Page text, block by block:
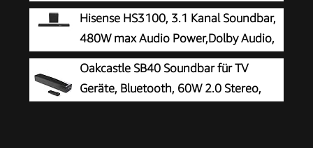
M60 Boom
Hisense HS3100, 3.1 Kanal Soundbar,
480W max Audio Power,Dolby Audio,
DTS Virtual:X, 6.5 Wireless subwoofer, TV Mode,
EzPlay
Oakcastle SB40 Soundbar für TV
Geräte, Bluetooth, 60W 2.0 Stereo,